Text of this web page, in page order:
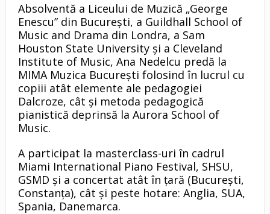
Absolventă a Liceului de Muzică „George
Enescu” din București, a Guildhall School of
Music and Drama din Londra, a Sam
Houston State University și a Cleveland
Institute of Music, Ana Nedelcu predă la
MIMA Muzica București folosind în lucrul cu
copiii atât elemente ale pedagogiei
Dalcroze, cât și metoda pedagogică
pianistică deprinsă la Aurora School of
Music.
A participat la masterclass-uri în cadrul
Miami International Piano Festival, SHSU,
GSMD și a concertat atât în țară (București,
Constanța), cât și peste hotare: Anglia, SUA,
Spania, Danemarca.